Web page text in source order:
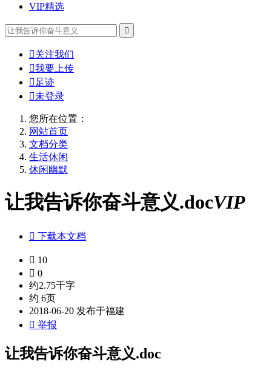
VIP精选

关注我们
我要上传
 足迹
未登录
您所在位置：
网站首页
文档分类
生活休闲
休闲幽默
让我告诉你奋斗意义.docVIP
 下载本文档
 10
 0
约2.75千字
约 6页
2018-06-20 发布于福建
 举报
让我告诉你奋斗意义.doc